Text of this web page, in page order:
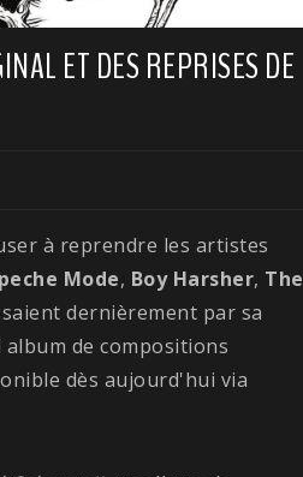
ET DES REPRISES DE
à reprendre les artistes
Mode, Boy Harsher, The
dernièrement par sa
de compositions
dès aujourd'hui via